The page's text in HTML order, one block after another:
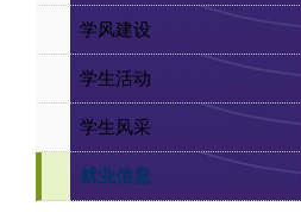
学风建设
学生活动
学生风采
就业信息